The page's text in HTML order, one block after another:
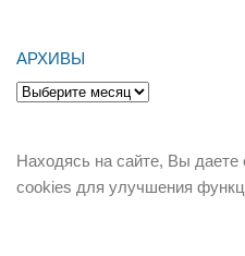
АРХИВЫ
Архивы
Находясь на сайте, Вы даете
cookies для улучшения